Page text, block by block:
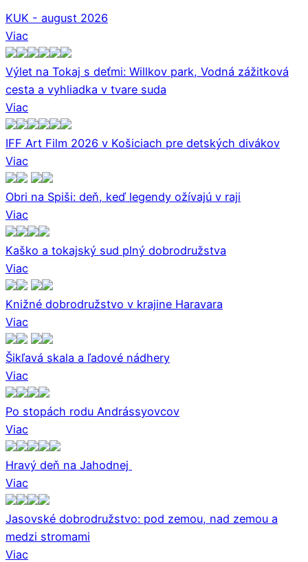
KUK - august 2026
Viac
Výlet na Tokaj s deťmi: Willkov park, Vodná zážitková
cesta a vyhliadka v tvare suda
Viac
IFF Art Film 2026 v Košiciach pre detských divákov
Viac
Obri na Spiši: deň, keď legendy ožívajú v raji
Viac
Kaško a tokajský sud plný dobrodružstva
Viac
Knižné dobrodružstvo v krajine Haravara
Viac
Šikľavá skala a ľadové nádhery
Viac
Po stopách rodu Andrássyovcov
Viac
Hravý deň na Jahodnej
Viac
Jasovské dobrodružstvo: pod zemou, nad zemou a
medzi stromami
Viac